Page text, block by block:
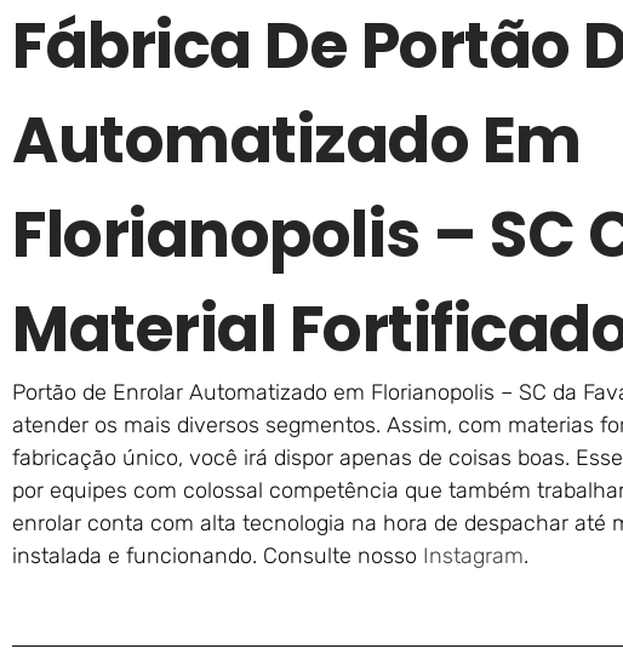
Fábrica De Portão
Automatizado Em
Florianopolis – SC
Material
Portão de Enrolar Automatizado em Florianopolis – SC da
atender os mais diversos segmentos. Assim, com materias
fabricação único, você irá dispor apenas de coisas boas.
por equipes com colossal competência que também
enrolar conta com alta tecnologia na hora de despachar até
instalada e funcionando. Consulte nosso Instagram.